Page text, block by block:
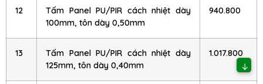
12
Tấm Panel PU/PIR cách nhiệt dày
100mm, tôn dày 0,50mm
940.800
13
Tấm Panel PU/PIR cách nhiệt dày
125mm, tôn dày 0,40mm
1.017.800
↓